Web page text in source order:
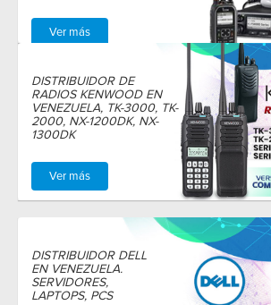
Ver más
DISTRIBUIDOR DE
RADIOS KENWOOD EN
VENEZUELA, TK-3000, TK-
2000, NX-1200DK, NX-
1300DK
Ver más
DISTRIBUIDOR DELL
EN VENEZUELA.
SERVIDORES,
LAPTOPS, PCS